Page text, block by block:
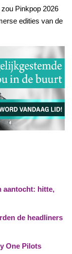
Pinkpop 2026
edities van de
aantocht: hitte,
de headliners
One Pilots